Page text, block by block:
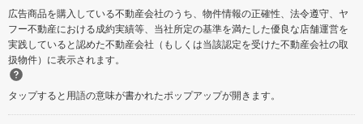
広告商品を購入している不動産会社のうち、物件情報の正確性、法令遵守、ヤ
フー不動産における成約実績等、当社所定の基準を満たした優良な店舗運営を
実践していると認めた不動産会社（もしくは当該認定を受けた不動産会社の取
扱物件）に表示されます。
タップすると用語の意味が書かれたポップアップが開きます。